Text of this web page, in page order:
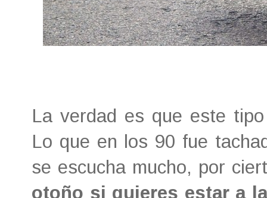
La verdad es que este
Lo que en los 90 fue
se escucha mucho, por
otoño si quieres estar a